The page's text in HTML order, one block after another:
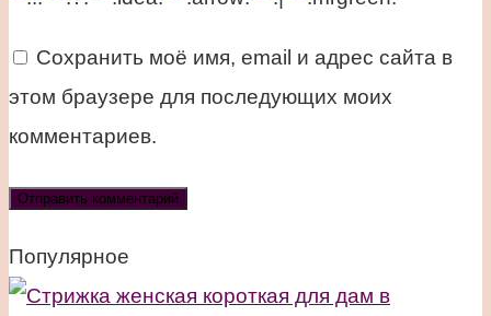
Сохранить моё имя, email и адрес сайта в
этом браузере для последующих моих
комментариев.
Популярное